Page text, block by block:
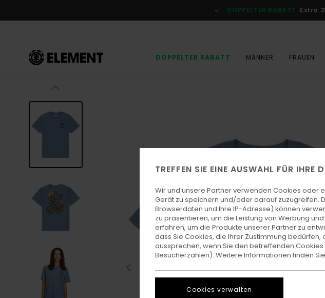
Produktinformation
DOPPELTER RABATT Extra
DOPPELTER RABATT MÄNNER FRAUEN
TREFFEN SIE EINE AUSWAHL FÜR IHRE
Wir und unsere Partner verwenden Cookies oder
Gerät zu speichern und/oder darauf zuzugreifen.
Browserdaten und Ihre IP-Adresse) können
zu präsentieren, um die Leistung von Werbung
erfahren, um die Produkte unserer Partner zu
dass Sie Cookies, die Ihrer Zustimmung
aussprechen, wenn Sie den betreffenden
Besucherzahlen). Weitere Informationen finden
Cookies verwalten